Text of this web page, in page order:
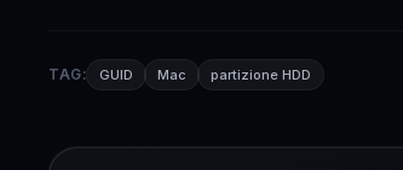
TAG: GUID Mac partizione HDD